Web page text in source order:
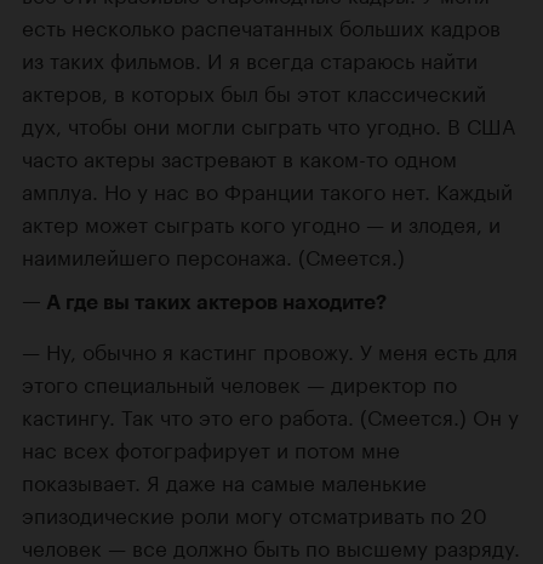
есть несколько распечатанных больших кадров
из таких фильмов. И я всегда стараюсь найти
актеров, в которых был бы этот классический
дух, чтобы они могли сыграть что угодно. В США
часто актеры застревают в каком-то одном
амплуа. Но у нас во Франции такого нет. Каждый
актер может сыграть кого угодно — и злодея, и
наимилейшего персонажа. (Смеется.)
А где вы таких актеров находите?
Ну, обычно я кастинг провожу. У меня есть для
этого специальный человек — директор по
кастингу. Так что это его работа. (Смеется.) Он у
нас всех фотографирует и потом мне
показывает. Я даже на самые маленькие
эпизодические роли могу отсматривать по 20
человек — все должно быть по высшему разряду.